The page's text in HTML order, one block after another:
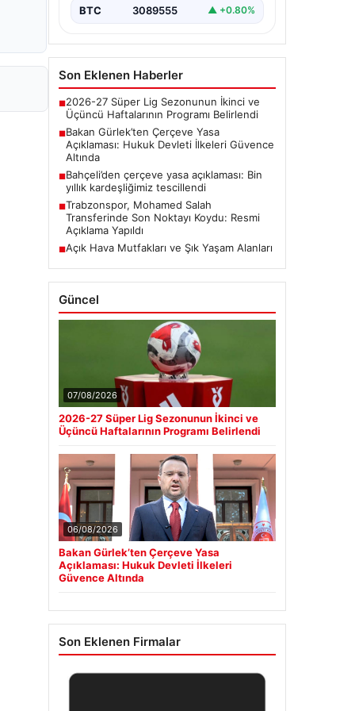
BTC 3089555 ▲ +0.80%
Son Eklenen Haberler
■2026-27 Süper Lig Sezonunun İkinci ve
Üçüncü Haftalarının Programı Belirlendi
■Bakan Gürlek’ten Çerçeve Yasa
Açıklaması: Hukuk Devleti İlkeleri Güvence
Altında
■Bahçeli’den çerçeve yasa açıklaması: Bin
yıllık kardeşliğimiz tescillendi
■Trabzonspor, Mohamed Salah
Transferinde Son Noktayı Koydu: Resmi
Açıklama Yapıldı
■Açık Hava Mutfakları ve Şık Yaşam Alanları
Güncel
07/08/2026
2026-27 Süper Lig Sezonunun İkinci ve
Üçüncü Haftalarının Programı Belirlendi
06/08/2026
Bakan Gürlek’ten Çerçeve Yasa
Açıklaması: Hukuk Devleti İlkeleri
Güvence Altında
Son Eklenen Firmalar